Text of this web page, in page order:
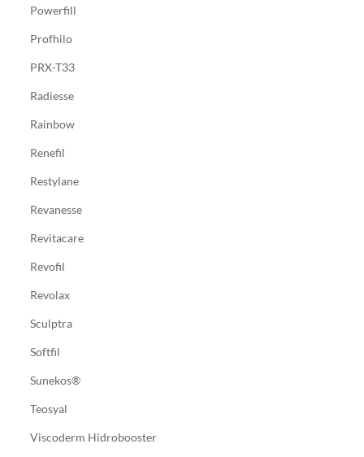
Powerfill
Profhilo
PRX-T33
Radiesse
Rainbow
Renefil
Restylane
Revanesse
Revitacare
Revofil
Revolax
Sculptra
Softfil
Sunekos®
Teosyal
Viscoderm Hidrobooster